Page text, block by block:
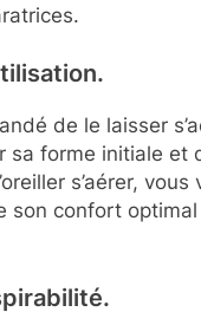
de le laisser
forme initiale et
s’aérer, vous
son confort